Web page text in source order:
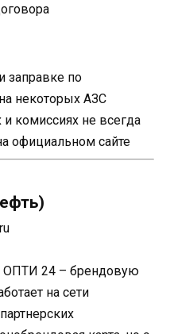
заправке по
некоторых АЗС
комиссиях не всегда
официальном сайте
ОПТИ 24 – брендовую
на сети